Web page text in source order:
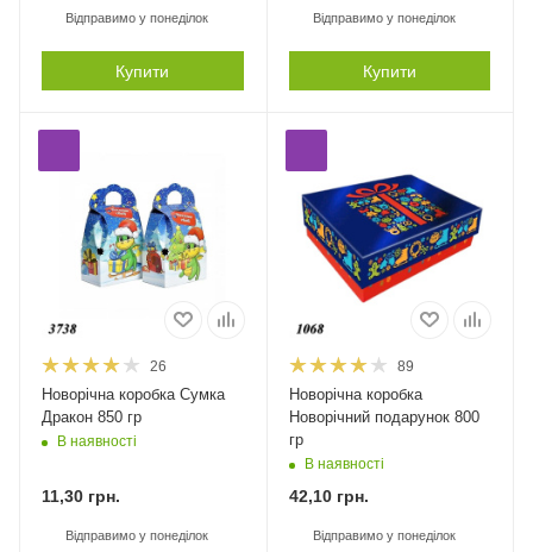
Відправимо у понеділок
Купити
Відправимо у понеділок
Купити
26
Новорічна коробка Сумка
Дракон 850 гр
В наявності
11,30 грн.
Відправимо у понеділок
89
Новорічна коробка
Новорічний подарунок 800
гр
В наявності
42,10грн.
Відправимо у понеділок